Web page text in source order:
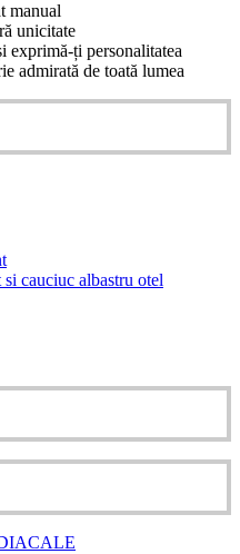
manual
unicitate
exprimă-ți personalitatea
admirată de toată lumea